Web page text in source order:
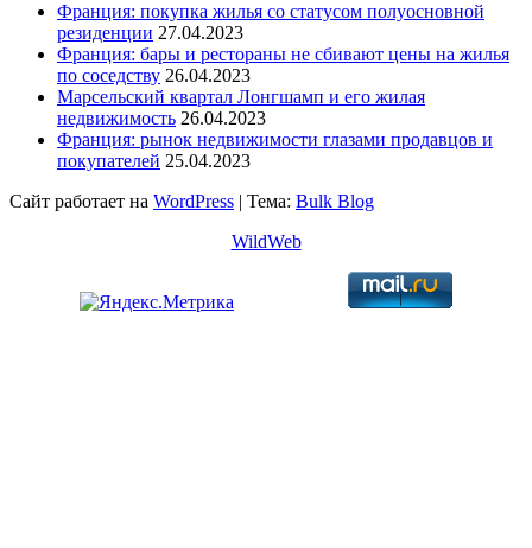
Франция: покупка жилья со статусом полуосновной
резиденции 27.04.2023
Франция: бары и рестораны не сбивают цены на жилья
по соседству 26.04.2023
Марсельский квартал Лонгшамп и его жилая
недвижимость 26.04.2023
Франция: рынок недвижимости глазами продавцов и
покупателей 25.04.2023
Сайт работает на WordPress | Тема: Bulk Blog
WildWeb